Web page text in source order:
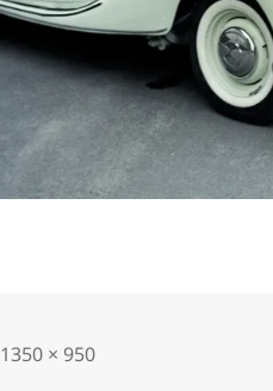
Originalgröße
1350 × 950